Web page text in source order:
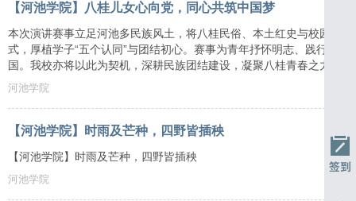
【河池学院】八桂儿女心向党，同心共筑中国梦
本次演讲赛事立足河池多民族风土，将八桂民俗、本土红史与校园生
式，厚植学子“五个认同”与团结初心。赛事为青年抒怀明志、践行家
国。我校亦将以此为契机，深耕民族团结建设，凝聚八桂青春之力，
河池学院
【河池学院】时雨及芒种，四野皆插秧
【河池学院】时雨及芒种，四野皆插秧
河池学院